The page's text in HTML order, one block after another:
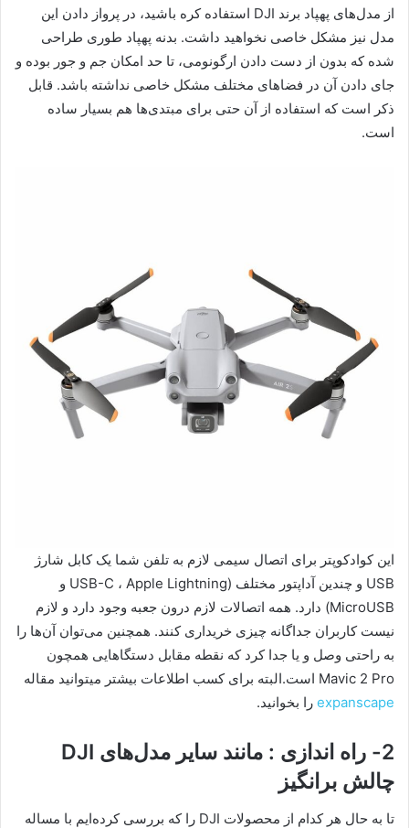
از مدل‌های پهپاد برند DJI استفاده کره باشید، در پرواز دادن این
مدل نیز مشکل خاصی نخواهید داشت. بدنه پهپاد طوری طراحی
شده که بدون از دست دادن ارگونومی، تا حد امکان جم و جور بوده و
جای دادن آن در فضاهای مختلف مشکل خاصی نداشته باشد. قابل
ذکر است که استفاده از آن حتی برای مبتدی‌ها هم بسیار ساده
است.
این کوادکوپتر برای اتصال سیمی لازم به تلفن شما یک کابل شارژ
USB و چندین آداپتور مختلف (USB-C ، Apple Lightning و
MicroUSB) دارد. همه اتصالات لازم درون جعبه وجود دارد و لازم
نیست کاربران جداگانه چیزی خریداری کنند. همچنین می‌توان آن‌ها را
به راحتی وصل و یا جدا کرد که نقطه مقابل دستگاهایی همچون
Mavic 2 Pro است.البته برای کسب اطلاعات بیشتر میتوانید مقاله
expanscape را بخوانید.
2- راه اندازی : مانند سایر مدل‌های DJI
چالش برانگیز
تا به حال هر کدام از محصولات DJI را که بررسی کرده‌ایم با مساله